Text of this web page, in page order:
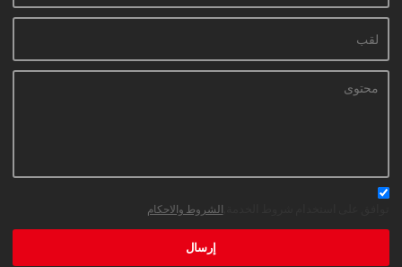
الشروط والاحكام
إرسال